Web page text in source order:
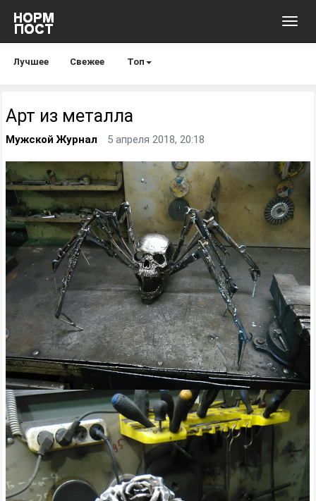
Лучшее Свежее Топ
Арт из металла
Мужской Журнал 5 апреля 2018, 20:18